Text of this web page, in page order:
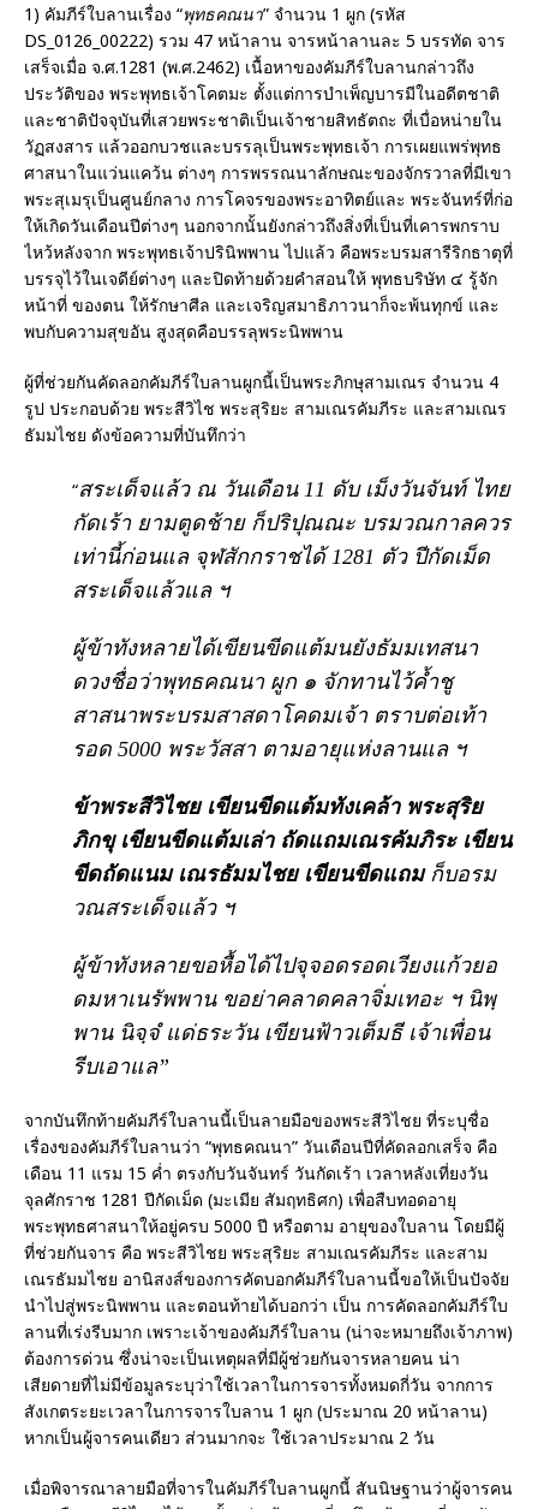
1) คัมภีร์ใบลานเรื่อง “พุทธคณนา” จำนวน 1 ผูก (รหัส
DS_0126_00222) รวม 47 หน้าลาน จารหน้าลานละ 5​ บรรทัด จาร
เสร็จเมื่อ จ.ศ.1281 (พ.ศ.2462) เนื้อหาของคัมภีร์ใบลานกล่าวถึง
ประวัติของ พระพุทธเจ้าโคตมะ ตั้งแต่การบำเพ็ญบารมีในอดีตชาติ
และชาติปัจจุบันที่เสวยพระชาติเป็นเจ้าชายสิทธัตถะ ที่เบื่อหน่ายใน
วัฏสงสาร แล้วออกบวชและบรรลุเป็นพระพุทธเจ้า การเผยแพร่พุทธ
ศาสนาในแว่นแคว้น ต่างๆ การพรรณนาลักษณะของจักรวาลที่มีเขา
พระสุเมรุเป็นศูนย์กลาง การโคจรของพระอาทิตย์และ พระจันทร์ที่ก่อ
ให้เกิดวันเดือนปีต่างๆ นอกจากนั้นยังกล่าวถึงสิ่งที่เป็นที่เคารพกราบ
ไหว้หลังจาก พระพุทธเจ้าปรินิพพาน ไปแล้ว คือพระบรมสารีริกธาตุที่
บรรจุไว้ในเจดีย์ต่างๆ และปิดท้ายด้วยคำสอนให้ พุทธบริษัท ๔ รู้จัก
หน้าที่ ของตน ให้รักษาศีล และเจริญสมาธิภาวนาก็จะพ้นทุกข์ และ
พบกับความสุขอัน สูงสุดคือบรรลุพระนิพพาน
ผู้ที่ช่วยกันคัดลอกคัมภีร์ใบลานผูกนี้เป็นพระภิกษุสามเณร จำนวน 4
รูป ประกอบด้วย พระสีวิไช พระสุริยะ สามเณรคัมภีระ และสามเณร
ธัมมไชย ดังข้อความที่บันทึกว่า
“สระเด็จแล้ว ณ วันเดือน 11 ดับ เม็งวันจันท์ ไทย
กัดเร้า ยามตูดช้าย ก็ปริปุณณะ บรมวณกาลควร
เท่านี้ก่อนแล จุฬสักกราชได้ 1281 ตัว ปีกัดเม็ด
สระเด็จแล้วแล ฯ
ผู้ข้าทังหลายได้เขียนขีดแต้มนยังธัมมเทสนา
ดวงชื่อว่าพุทธคณนา ผูก ๑ จักทานไว้ค้ำชู
สาสนาพระบรมสาสดาโคดมเจ้า ตราบต่อเท้า
รอด 5000 พระวัสสา ตามอายุแห่งลานแล ฯ
ข้าพระสีวิไชย เขียนขีดแต้มทังเคล้า พระสุริย
ภิกขุ เขียนขีดแต้มเล่า ถัดแถมเณรคัมภิระ เขียน
ขีดถัดแนม เณรธัมมไชย เขียนขีดแถมก็บอรม
วณสระเด็จแล้ว ฯ
ผู้ข้าทังหลายขอหื้อได้ไปจุจอดรอดเวียงแก้วยอ
ดมหาเนรัพพาน ขอย่าคลาดคลาจิ่มเทอะ ฯ นิพฺ
พาน นิจฺจํ แด่ธระวัน เขียนฟ้าวเต็มธี เจ้าเพื่อน
รีบเอาแล”
จากบันทึกท้ายคัมภีร์ใบลานนี้เป็นลายมือของพระสีวิไชย ที่ระบุชื่อ
เรื่องของคัมภีร์ใบลานว่า “พุทธคณนา” วันเดือนปีที่คัดลอกเสร็จ คือ
เดือน 11 แรม 15 ค่ำ ตรงกับวันจันทร์ วันกัดเร้า เวลาหลังเที่ยงวัน
จุลศักราช 1281 ปีกัดเม็ด (มะเมีย สัมฤทธิศก) เพื่อสืบทอดอายุ
พระพุทธศาสนาให้อยู่ครบ 5000 ปี หรือตาม อายุของใบลาน โดยมีผู้
ที่ช่วยกันจาร คือ พระสีวิไชย พระสุริยะ สามเณรคัมภีระ และสาม
เณรธัมมไชย อานิสงส์ของการคัดบอกคัมภีร์ใบลานนี้ขอให้เป็นปัจจัย
นำไปสู่พระนิพพาน และตอนท้ายได้บอกว่า เป็น การคัดลอกคัมภีร์ใบ
ลานที่เร่งรีบมาก เพราะเจ้าของคัมภีร์ใบลาน (น่าจะหมายถึงเจ้าภาพ)
ต้องการด่วน ซึ่งน่าจะเป็นเหตุผลที่มีผู้ช่วยกันจารหลายคน น่า
เสียดายที่ไม่มีข้อมูลระบุว่าใช้เวลาในการจารทั้งหมดกี่วัน จากการ
สังเกตระยะเวลาในการจารใบลาน 1 ผูก (ประมาณ 20 หน้าลาน)
หากเป็นผู้จารคนเดียว ส่วนมากจะ ใช้เวลาประมาณ 2 วัน
เมื่อพิจารณาลายมือที่จารในคัมภีร์ใบลานผูกนี้ สันนิษฐานว่าผู้จารคน